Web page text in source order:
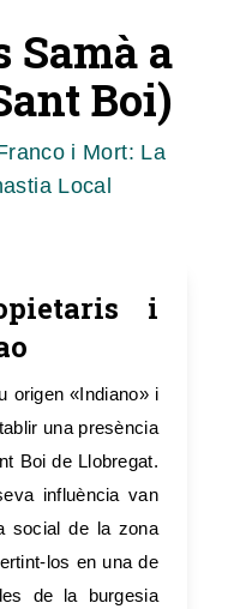
Samà a
Boi)
i Mort: La
Local
i
origen «Indiano» i
una presència
Boi de Llobregat.
influència van
social de la zona
los en una de
de la burgesia